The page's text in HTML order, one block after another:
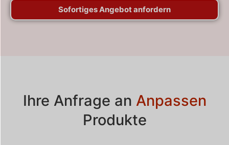
Sofortiges Angebot anfordern
Ihre Anfrage an Anpassen
Produkte